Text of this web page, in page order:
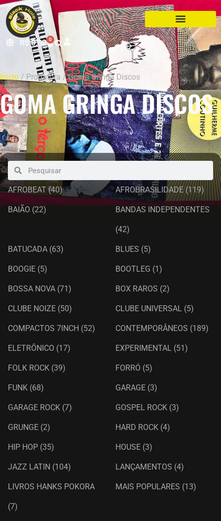
R$0,00 0
Início / Produtora / Goma Gringa Discos
GOMA GRINGA DISCOS
AFROBEAT(40) AFROBRASILIDADE(119)
BAIÃO (22) BANDAS INDEPENDENTES
(42)
BATUCADA (63) BLUES (5)
BOOGIE (5) BOOTLEG (1)
BOSSA NOVA (71) BOX RAROS (2)
CLUBE NOIZE (50) CLUBE UNIVERSAL (5)
COMPACTOS 7INCH (52) CONTEMPORÂNEOS (189)
ELETRÔNICO (17) EXPERIMENTAL (51)
FOLK ROCK (39) FORRÓ (5)
FUNK (68) GARAGE (3)
GARAGE ROCK (7) GOSPEL ROCK (3)
GRUNGE (2) HARD ROCK (4)
HIP HOP (35) HOUSE (3)
JAZZ LATIN (104) LANÇAMENTOS (4)
LIVROS HANKS POKORA
(7)
MAIS POPULARES (13)